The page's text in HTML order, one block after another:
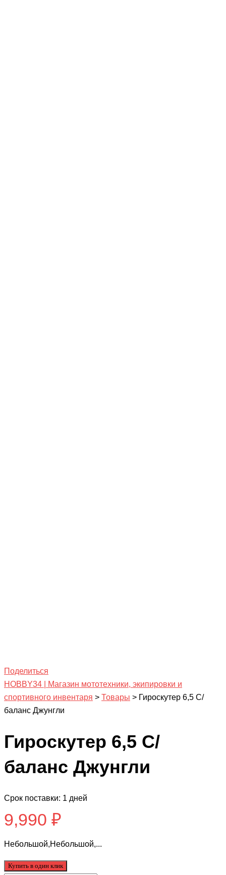
Поделиться
HOBBY34 | Магазин мототехники, экипировки и
спортивного инвентаря > Товары > Гироскутер 6,5 С/
баланс Джунгли
Гироскутер 6,5 С/
баланс Джунгли
Срок поставки: 1 дней
9,990 ₽
Небольшой,Небольшой,...
Купить в один клик